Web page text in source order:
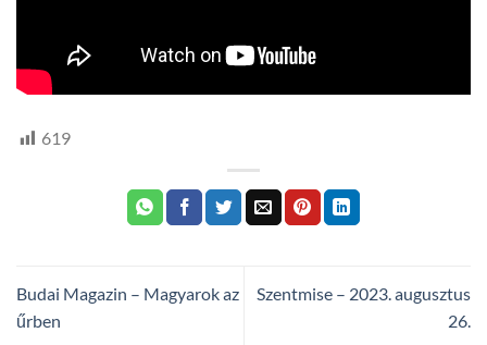
619
Budai Magazin – Magyarok az
űrben
Szentmise – 2023. augusztus
26.